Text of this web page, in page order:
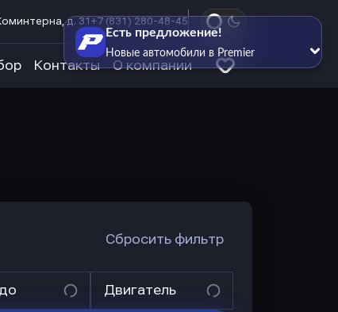
д. 31 +7 (831) 280-48-45
Контакты О компании
Сбросить фильтр
Двигатель
Есть предложение!
Новые автомобили в Premier